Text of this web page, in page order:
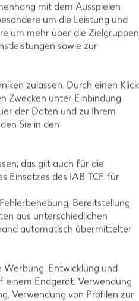
Backofen
mit dem Ausspielen
um die Leistung und
um mehr über die Zielgruppen
sowie zur
zulassen. Durch einen Klick
Zwecken unter Einbindung
der Daten und zu Ihrem
Sie in den
das gilt auch für die
Einsatzes des IAB TCF für
Bereitstellung
aus unterschiedlichen
automatisch übermittelter
Entwicklung und
Endgerät. Verwendung
Verwendung von Profilen zur